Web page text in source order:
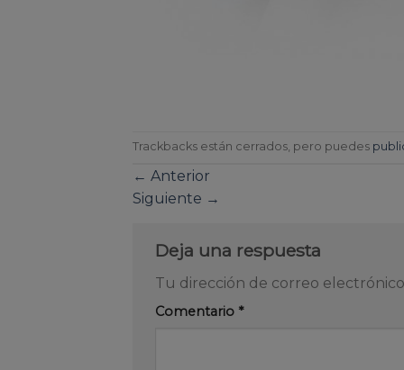
Trackbacks están cerrados, pero puedes
← Anterior
Siguiente →
Deja una respuesta
Tu dirección de correo
Comentario *